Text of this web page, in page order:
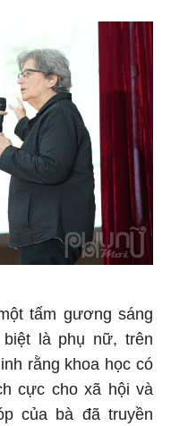
tấm gương sáng
là phụ nữ, trên
rằng khoa học có
cực cho xã hội và
của bà đã truyền